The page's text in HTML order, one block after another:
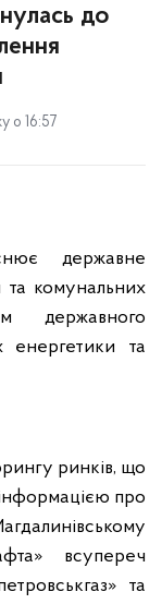
до
о 16:57
державне
комунальних
державного
енергетики та
ринків, що
про
всупереч
та